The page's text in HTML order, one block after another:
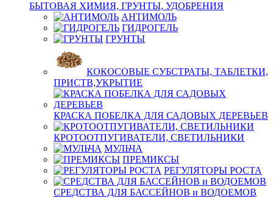
БЫТОВАЯ ХИМИЯ, ГРУНТЫ, УДОБРЕНИЯ
АНТИМОЛЬ
ГИДРОГЕЛЬ
ГРУНТЫ
КОКОСОВЫЕ СУБСТРАТЫ, ТАБЛЕТКИ,
ПРИСТВ,УКРЫТИЕ
КРАСКА ПОБЕЛКА ДЛЯ САДОВЫХ ДЕРЕВЬЕВ
КРОТООТПУГИВАТЕЛИ, СВЕТИЛЬНИКИ
МУЛЬЧА
ПРЕМИКСЫ
РЕГУЛЯТОРЫ РОСТА
СРЕДСТВА ДЛЯ БАССЕЙНОВ и ВОДОЕМОВ